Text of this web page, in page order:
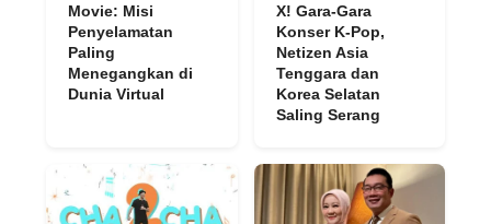
Movie: Misi
Penyelamatan
Paling
Menegangkan di
Dunia Virtual
X! Gara-Gara
Konser K-Pop,
Netizen Asia
Tenggara dan
Korea Selatan
Saling Serang